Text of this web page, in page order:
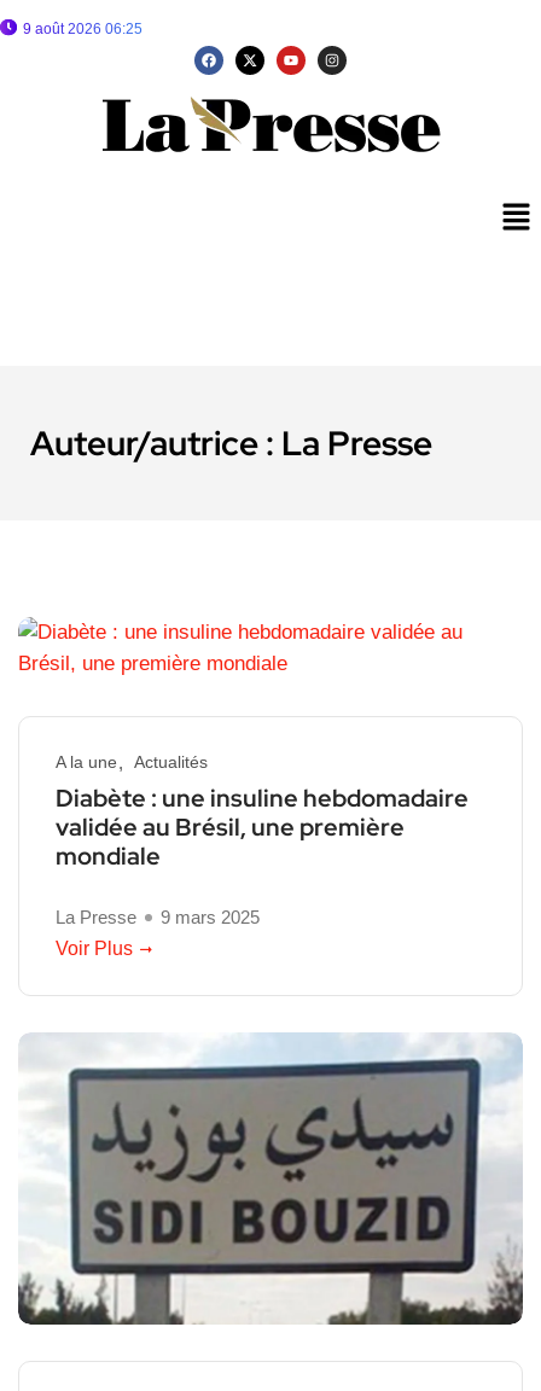
9 août 2026 06:25
Auteur/autrice : La Presse
A la une Actualités
Diabète : une insuline hebdomadaire
validée au Brésil, une première
mondiale
La Presse
9 mars 2025
Voir Plus